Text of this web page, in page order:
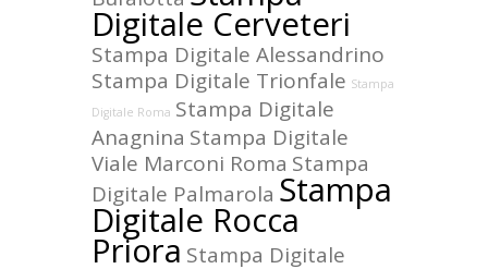
Digitale Cerveteri
Stampa Digitale Alessandrino
Stampa Digitale Trionfale Stampa
Digitale Roma Stampa Digitale
Anagnina Stampa Digitale
Viale Marconi Roma Stampa
Digitale Palmarola Stampa
Digitale Rocca
Priora Stampa Digitale